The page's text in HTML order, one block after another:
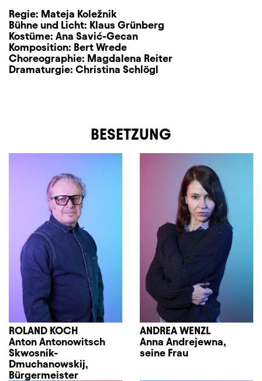
Regie: Mateja Koležnik
Bühne und Licht: Klaus Grünberg
Kostüme: Ana Savić-Gecan
Komposition: Bert Wrede
Choreographie: Magdalena Reiter
Dramaturgie: Christina Schlögl
BESETZUNG
ROLAND KOCH
Anton Antonowitsch
Skwosnik-
Dmuchanowskij,
Bürgermeister
ANDREA WENZL
Anna Andrejewna,
seine Frau